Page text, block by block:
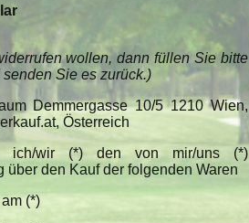
wollen, dann füllen Sie bitte
Sie es zurück.)
Demmergasse 10/5 1210 Wien,
Österreich
ich/wir (*) den von mir/uns (*)
über den Kauf der folgenden Waren
(*)